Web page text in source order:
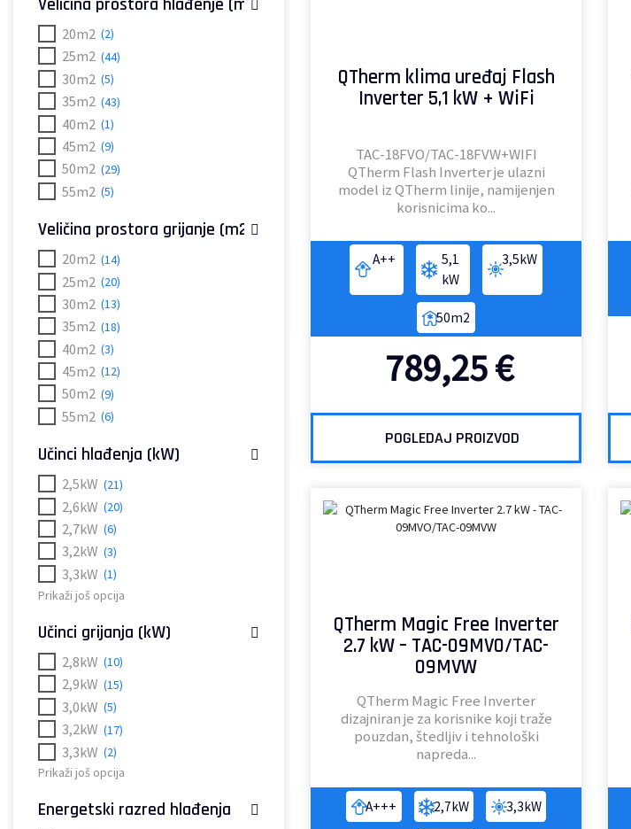
QTherm klima uređaj Flash
Inverter 5,1 kW + WiFi
A++
5,1
kW
3,5kW
50m2
TAC-18FVO/TAC-18FVW+WIFI
QTherm Flash Inverter je ulazni
model iz QTherm linije, namijenjen
korisnicima ko...
POGLEDAJ PROIZVOD
789,25€
QTherm Magic Free Inverter
2.7 kW – TAC-09MVO/TAC-
09MVW
A+++ 2,7kW 3,3kW
QTherm Magic Free Inverter
dizajniran je za korisnike koji traže
pouzdan, štedljiv i tehnološki
napreda...
Veličina prostora hlađenje (m2)
20m2 (2)
25m2 (44)
30m2 (5)
35m2 (43)
40m2 (1)
45m2 (9)
50m2 (29)
55m2 (5)
Veličina prostora grijanje (m2)
20m2 (14)
25m2 (20)
30m2 (13)
35m2 (18)
40m2 (3)
45m2 (12)
50m2 (9)
55m2 (6)
Učinci hlađenja (kW)
2,5kW (21)
2,6kW (20)
2,7kW (6)
3,2kW (3)
3,3kW (1)
Prikaži još opcija
Učinci grijanja (kW)
2,8kW (10)
2,9kW (15)
3,0kW (5)
3,2kW (17)
3,3kW (2)
Prikaži još opcija
Energetski razred hlađenja